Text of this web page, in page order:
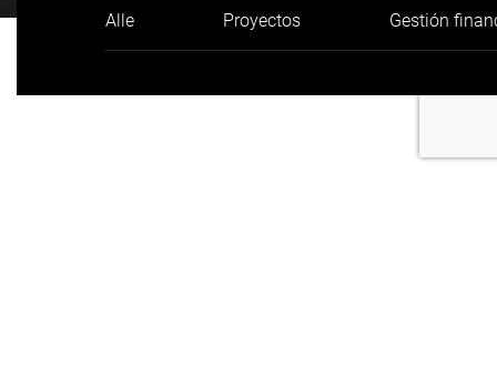
Alle Proyectos Gestión